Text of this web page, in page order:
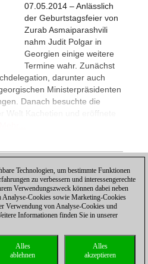
07.05.2014 – Anlässlich
der Geburtstagsfeier von
Zurab Asmaiparashvili
nahm Judit Polgar in
Georgien einige weitere
Termine wahr. Zunächst
darunter auch
Ministerpräsidenten
Danach besuchte die
Welt Kachetien und eröffnete
1 2 3 WEITER
Kontakt| |Lizenzen
Hotline|
Technologien, um bestimmte Funktionen
zu verbessern und interessengerechte
Verwendungszweck können dabei neben
Analyse-Cookies sowie Marketing-Cookies
Verwendung von Analyse-Cookies und
Informationen finden Sie in unserer
Alles
akzeptieren
Alles
ablehnen